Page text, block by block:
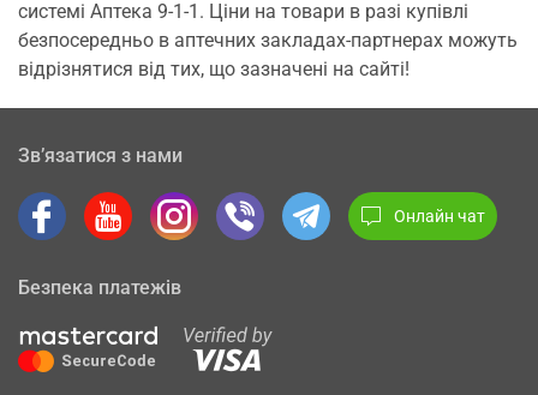
системі Аптека 9-1-1. Ціни на товари в разі купівлі
безпосередньо в аптечних закладах-партнерах можуть
відрізнятися від тих, що зазначені на сайті!
Зв’язатися з нами
Онлайн чат
Безпека платежів